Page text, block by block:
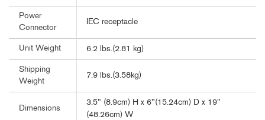
Power
Connector
IEC receptacle
Unit Weight 6.2 lbs.(2.81 kg)
Shipping
Weight
7.9 lbs.(3.58kg)
Dimensions
3.5" (8.9cm) H x 6"(15.24cm) D x 19"
(48.26cm) W